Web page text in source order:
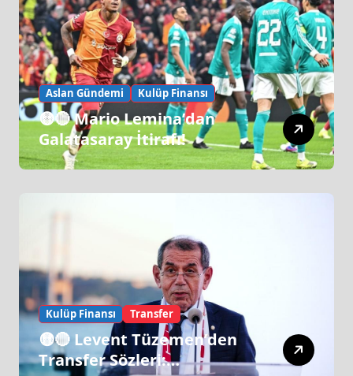
Aslan Gündemi Kulüp Finansı
🟡🔴 Mario Lemina’dan
Galatasaray İtirafı!
Kulüp Finansı Transfer
🟡🔴 Levent Tüzemen’den
Transfer Sözleri: